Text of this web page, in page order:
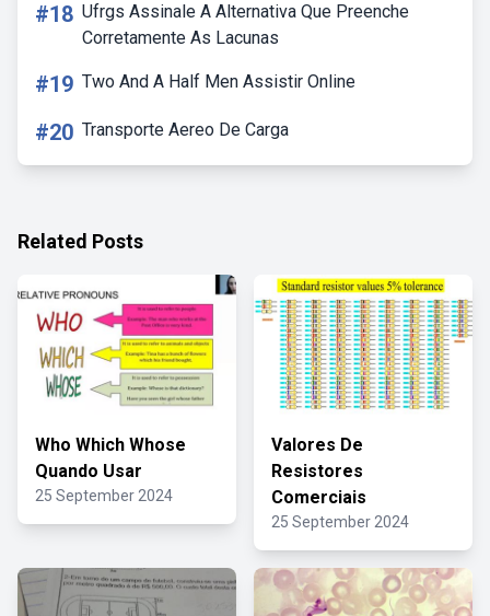
#18 Ufrgs Assinale A Alternativa Que Preenche
Corretamente As Lacunas
#19 Two And A Half Men Assistir Online
#20 Transporte Aereo De Carga
Related Posts
Who Which Whose
Quando Usar
25 September 2024
Valores De
Resistores
Comerciais
25 September 2024